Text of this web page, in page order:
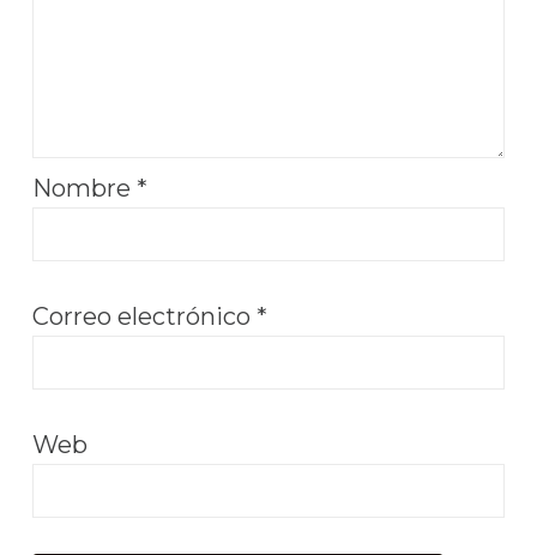
Nombre *
Correo electrónico *
Web